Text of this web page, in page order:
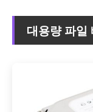
대용량 파일